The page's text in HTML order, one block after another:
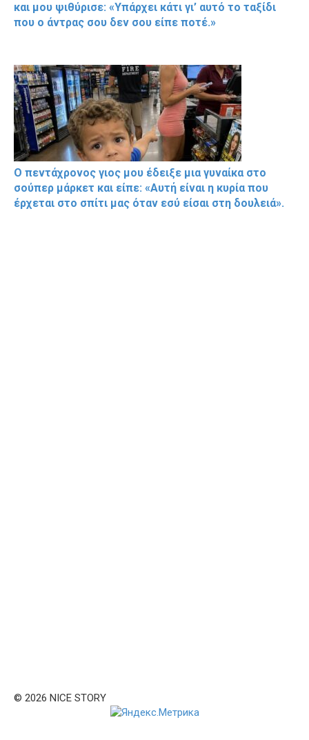
και μου ψιθύρισε: «Υπάρχει κάτι γι’ αυτό το ταξίδι
που ο άντρας σου δεν σου είπε ποτέ.»
Ο πεντάχρονος γιος μου έδειξε μια γυναίκα στο
σούπερ μάρκετ και είπε: «Αυτή είναι η κυρία που
έρχεται στο σπίτι μας όταν εσύ είσαι στη δουλειά».
© 2026 NICE STORY